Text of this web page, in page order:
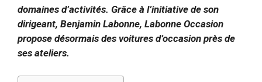
domaines d’activités. Grâce à l’initiative de son
dirigeant, Benjamin Labonne, Labonne Occasion
propose désormais des voitures d’occasion près de
ses ateliers.